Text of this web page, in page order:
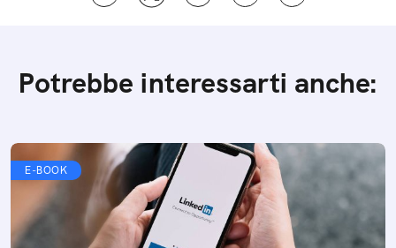
Potrebbe interessarti anche:
E-BOOK